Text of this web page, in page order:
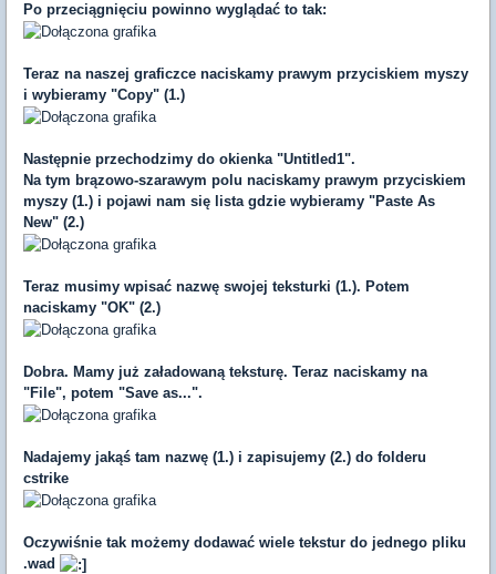
Po przeciągnięciu powinno wyglądać to tak:
Teraz na naszej graficzce naciskamy prawym przyciskiem myszy
i wybieramy "Copy" (1.)
Następnie przechodzimy do okienka "Untitled1".
Na tym brązowo-szarawym polu naciskamy prawym przyciskiem
myszy (1.) i pojawi nam się lista gdzie wybieramy "Paste As
New" (2.)
Teraz musimy wpisać nazwę swojej teksturki (1.). Potem
naciskamy "OK" (2.)
Dobra. Mamy już załadowaną teksturę. Teraz naciskamy na
"File", potem "Save as...".
Nadajemy jakąś tam nazwę (1.) i zapisujemy (2.) do folderu
cstrike
Oczywiśnie tak możemy dodawać wiele tekstur do jednego pliku
.wad